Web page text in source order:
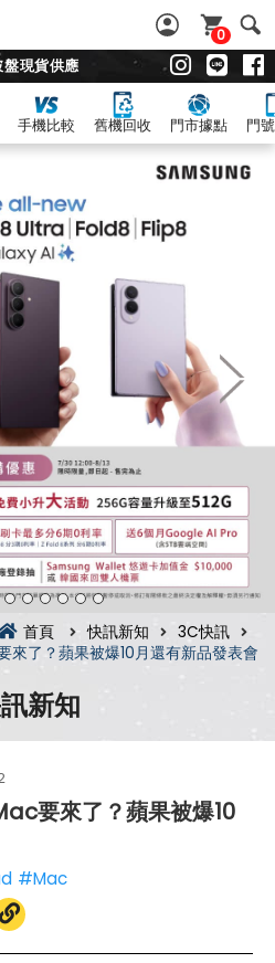
0
現貨供應
手機比較 舊機回收 門市據點 門
首頁 快訊新知
3C快訊
來了？蘋果被爆10月還有新品發表會
新知
要來了？蘋果被爆10
#Mac